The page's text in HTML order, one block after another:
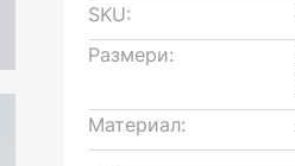
SKU:
Размери:
Материал: